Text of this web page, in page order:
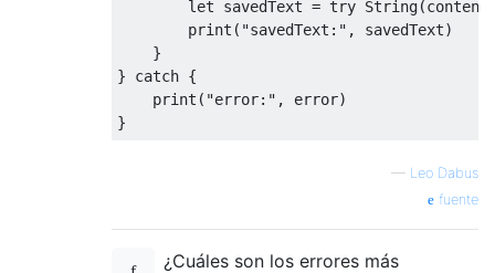
let savedText = try String(
        print
( "savedText:" , savedText)
}
}
catch {
    print
( "error:" , error)
}
— Leo Dabus
fuente
¿Cuáles son los errores más